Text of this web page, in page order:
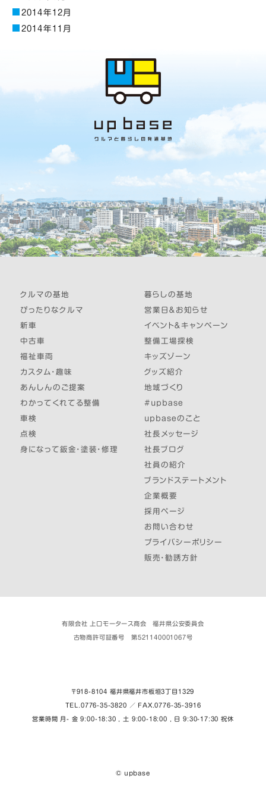
2014年12月
2014年11月
クルマの基地
ぴったりなクルマ
新車
中古車
福祉車両
カスタム・趣味
あんしんのご提案
わかってくれてる整備
車検
点検
身になって鈑金・塗装・修理
暮らしの基地
営業日＆お知らせ
イベント＆キャンペーン
整備工場探検
キッズゾーン
グッズ紹介
地域づくり
#upbase
upbaseのこと
社長メッセージ
社長ブログ
社員の紹介
ブランドステートメント
企業概要
採用ページ
お問い合わせ
プライバシーポリシー
販売・勧誘方針
有限会社 上口モータース商会 福井県公安委員会
古物商許可証番号 第521140001067号
〒918-8104 福井県福井市板垣３丁目1329
TEL.0776-35-3820 ／ FAX.0776-35-3916
営業時間 月- 金 9:00-18:30 , 土 9:00-18:00 , 日 9:30-17:30 祝休
© upbase